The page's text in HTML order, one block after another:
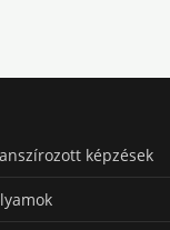
képzések